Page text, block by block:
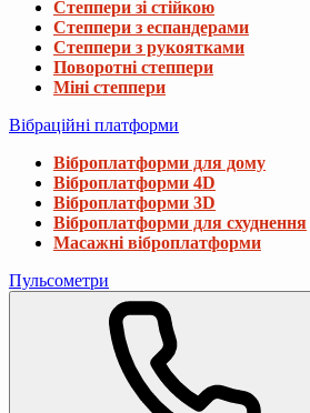
Степпери зі стійкою
Степпери з еспандерами
Степпери з рукоятками
Поворотні степпери
Міні степпери
Вібраційні платформи
Віброплатформи для дому
Віброплатформи 4D
Віброплатформи 3D
Віброплатформи для схуднення
Масажні віброплатформи
Пульсометри
Резинка для
1 898 ₴